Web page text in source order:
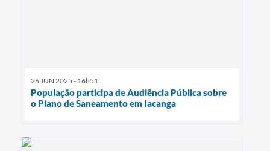
26 JUN 2025 - 16h51
População participa de Audiência Pública sobre
o Plano de Saneamento em Iacanga